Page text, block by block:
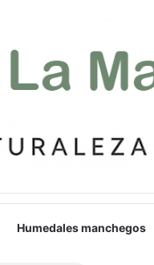
Humedales manchegos